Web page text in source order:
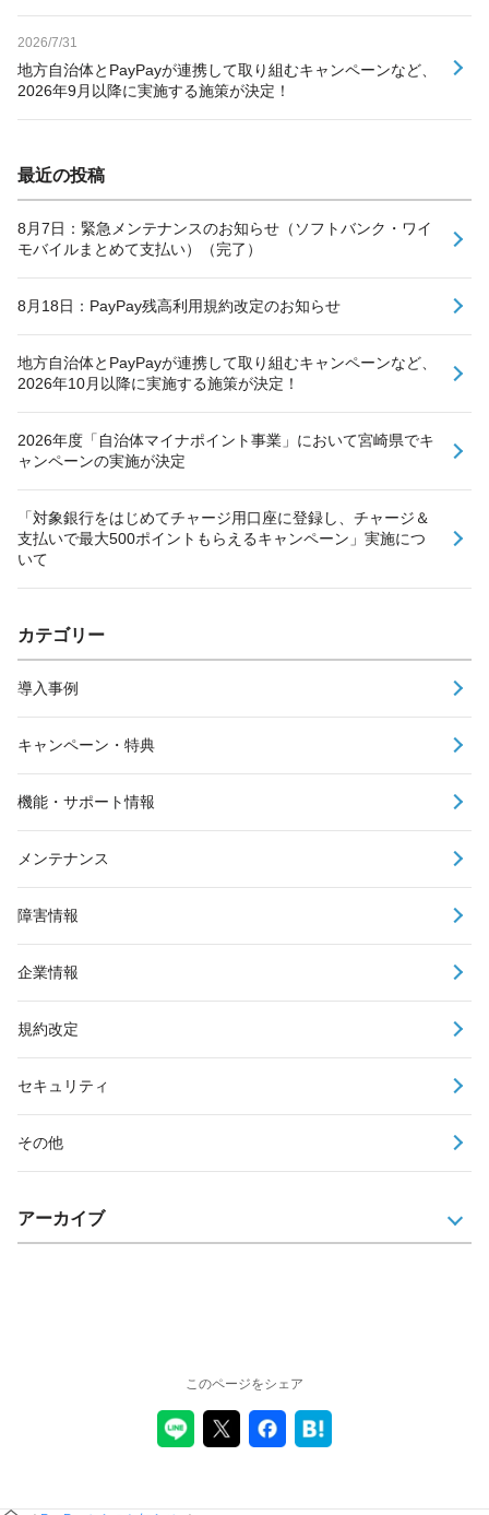
2026/7/31
地方自治体とPayPayが連携して取り組むキャンペーンなど、
2026年9月以降に実施する施策が決定！
最近の投稿
8月7日：緊急メンテナンスのお知らせ（ソフトバンク・ワイ
モバイルまとめて支払い）（完了）
8月18日：PayPay残高利用規約改定のお知らせ
地方自治体とPayPayが連携して取り組むキャンペーンなど、
2026年10月以降に実施する施策が決定！
2026年度「自治体マイナポイント事業」において宮崎県でキ
ャンペーンの実施が決定
「対象銀行をはじめてチャージ用口座に登録し、チャージ＆
支払いで最大500ポイントもらえるキャンペーン」実施につ
いて
カテゴリー
導入事例
キャンペーン・特典
機能・サポート情報
メンテナンス
障害情報
企業情報
規約改定
セキュリティ
その他
アーカイブ
このページをシェア